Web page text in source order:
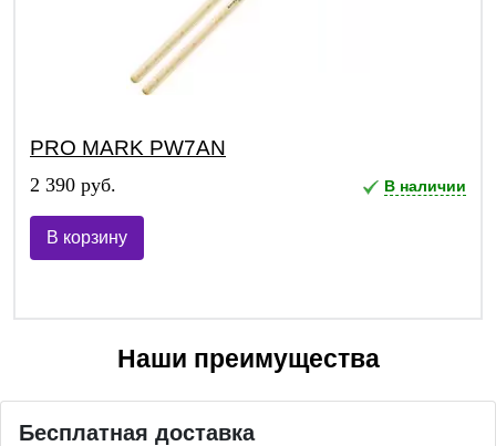
PRO MARK PW7AN
2 390 руб. В наличии
В корзину
Наши преимущества
Бесплатная доставка